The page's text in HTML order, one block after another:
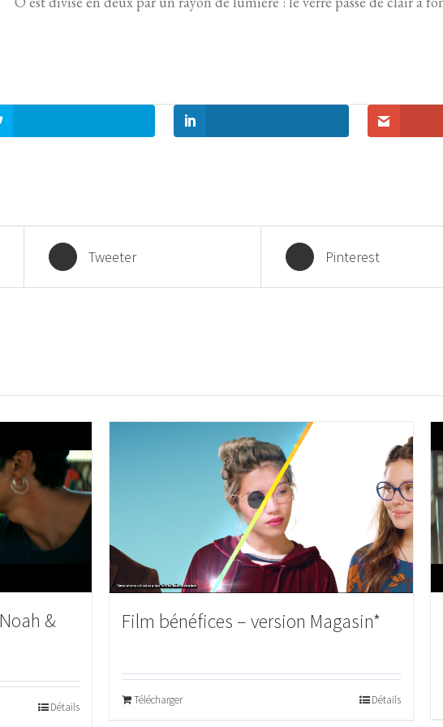
Tweeter Pinterest
&
Détails
Film bénéfices – version Magasin*
Télécharger Détails